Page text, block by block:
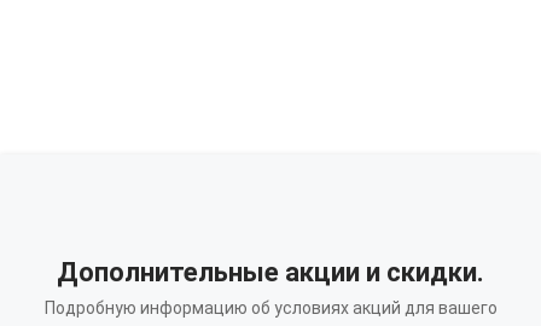
Дополнительные акции и скидки.
Подробную информацию об условиях акций для вашего